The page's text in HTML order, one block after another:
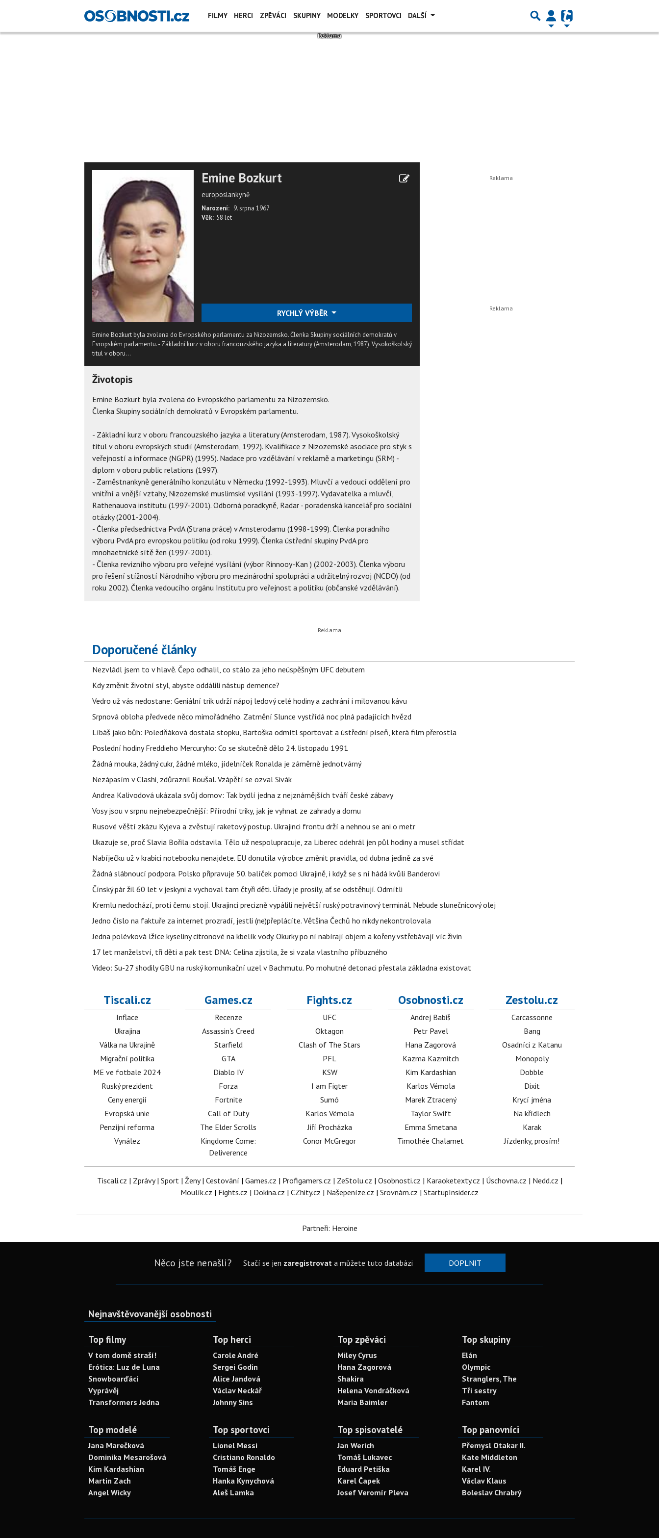
FILMY HERCI ZPĚVÁCI SKUPINY MODELKY SPORTOVCI DALŠÍ
Emine Bozkurt
europoslankyně
Narození: 9. srpna 1967
Věk: 58 let
RYCHLÝ VÝBĚR
Emine Bozkurt byla zvolena do Evropského parlamentu za Nizozemsko. Členka Skupiny sociálních demokratů v
Evropském parlamentu. - Základní kurz v oboru francouzského jazyka a literatury (Amsterodam, 1987). Vysokoškolský
titul v oboru...
Životopis
Emine Bozkurt byla zvolena do Evropského parlamentu za Nizozemsko.
Členka Skupiny sociálních demokratů v Evropském parlamentu.
- Základní kurz v oboru francouzského jazyka a literatury (Amsterodam, 1987). Vysokoškolský
titul v oboru evropských studií (Amsterodam, 1992). Kvalifikace z Nizozemské asociace pro styk s
veřejností a informace (NGPR) (1995). Nadace pro vzdělávání v reklamě a marketingu (SRM) -
diplom v oboru public relations (1997).
- Zaměstnankyně generálního konzulátu v Německu (1992-1993). Mluvčí a vedoucí oddělení pro
vnitřní a vnější vztahy, Nizozemské muslimské vysílání (1993-1997). Vydavatelka a mluvčí,
Rathenauova institutu (1997-2001). Odborná poradkyně, Radar - poradenská kancelář pro sociální
otázky (2001-2004).
- Členka předsednictva PvdA (Strana práce) v Amsterodamu (1998-1999). Členka poradního
výboru PvdA pro evropskou politiku (od roku 1999). Členka ústřední skupiny PvdA pro
mnohaetnické sítě žen (1997-2001).
- Členka revizního výboru pro veřejné vysílání (výbor Rinnooy-Kan ) (2002-2003). Členka výboru
pro řešení stížností Národního výboru pro mezinárodní spolupráci a udržitelný rozvoj (NCDO) (od
roku 2002). Členka vedoucího orgánu Institutu pro veřejnost a politiku (občanské vzdělávání).
Doporučené články
Nezvládl jsem to v hlavě. Čepo odhalil, co stálo za jeho neúspěšným UFC debutem
Kdy změnit životní styl, abyste oddálili nástup demence?
Vedro už vás nedostane: Geniální trik udrží nápoj ledový celé hodiny a zachrání i milovanou kávu
Srpnová obloha předvede něco mimořádného. Zatmění Slunce vystřídá noc plná padajících hvězd
Líbáš jako bůh: Poledňáková dostala stopku, Bartoška odmítl sportovat a ústřední píseň, která film přerostla
Poslední hodiny Freddieho Mercuryho: Co se skutečně dělo 24. listopadu 1991
Žádná mouka, žádný cukr, žádné mléko, jídelníček Ronalda je záměrně jednotvárný
Nezápasím v Clashi, zdůraznil Roušal. Vzápětí se ozval Sivák
Andrea Kalivodová ukázala svůj domov: Tak bydlí jedna z nejznámějších tváří české zábavy
Vosy jsou v srpnu nejnebezpečnější: Přírodní triky, jak je vyhnat ze zahrady a domu
Rusové věští zkázu Kyjeva a zvěstují raketový postup. Ukrajinci frontu drží a nehnou se ani o metr
Ukazuje se, proč Slavia Bořila odstavila. Tělo už nespolupracuje, za Liberec odehrál jen půl hodiny a musel střídat
Nabíječku už v krabici notebooku nenajdete. EU donutila výrobce změnit pravidla, od dubna jedině za své
Žádná slábnoucí podpora. Polsko připravuje 50. balíček pomoci Ukrajině, i když se s ní hádá kvůli Banderovi
Čínský pár žil 60 let v jeskyni a vychoval tam čtyři děti. Úřady je prosily, ať se odstěhují. Odmítli
Kremlu nedochází, proti čemu stojí. Ukrajinci precizně vypálili největší ruský potravinový terminál. Nebude slunečnicový olej
Jedno číslo na faktuře za internet prozradí, jestli (ne)přeplácíte. Většina Čechů ho nikdy nekontrolovala
Jedna polévková lžíce kyseliny citronové na kbelík vody. Okurky po ní nabírají objem a kořeny vstřebávají víc živin
17 let manželství, tři děti a pak test DNA: Celina zjistila, že si vzala vlastního příbuzného
Video: Su-27 shodily GBU na ruský komunikační uzel v Bachmutu. Po mohutné detonaci přestala základna existovat
Tiscali.cz
Inflace
Ukrajina
Válka na Ukrajině
Migrační politika
ME ve fotbale 2024
Ruský prezident
Ceny energií
Evropská unie
Penzijní reforma
Vynález
Games.cz
Recenze
Assassin's Creed
Starfield
GTA
Diablo IV
Forza
Fortnite
Call of Duty
The Elder Scrolls
Kingdome Come:
Deliverence
Fights.cz
UFC
Oktagon
Clash of The Stars
PFL
KSW
I am Figter
Sumó
Karlos Vémola
Jiří Procházka
Conor McGregor
Osobnosti.cz
Andrej Babiš
Petr Pavel
Hana Zagorová
Kazma Kazmitch
Kim Kardashian
Karlos Vémola
Marek Ztracený
Taylor Swift
Emma Smetana
Timothée Chalamet
Zestolu.cz
Carcassonne
Bang
Osadníci z Katanu
Monopoly
Dobble
Dixit
Krycí jména
Na křídlech
Karak
Jízdenky, prosím!
Tiscali.cz | Zprávy| Sport| Ženy| Cestování | Games.cz | Profigamers.cz | ZeStolu.cz | Osobnosti.cz | Karaoketexty.cz | Úschovna.cz | Nedd.cz |
Moulík.cz | Fights.cz | Dokina.cz | CZhity.cz | Našepeníze.cz | Srovnám.cz | StartupInsider.cz
Partneři: Heroine
Něco jste nenašli? Stačí se jen zaregistrovata můžete tuto databázi DOPLNIT
Nejnavštěvovanější osobnosti
Top filmy
V tom domě straší!
Erótica: Luz de Luna
Snowboarďáci
Vyprávěj
Transformers Jedna
Top herci
Carole André
Sergei Godin
Alice Jandová
Václav Neckář
Johnny Sins
Top zpěváci
Miley Cyrus
Hana Zagorová
Shakira
Helena Vondráčková
Maria Baimler
Top skupiny
Elán
Olympic
Stranglers, The
Tři sestry
Fantom
Top modelé
Jana Marečková
Dominika Mesarošová
Kim Kardashian
Martin Zach
Angel Wicky
Top sportovci
Lionel Messi
Cristiano Ronaldo
Tomáš Enge
Hanka Kynychová
Aleš Lamka
Top spisovatelé
Jan Werich
Tomáš Lukavec
Eduard Petiška
Karel Čapek
Josef Veromír Pleva
Top panovníci
Přemysl Otakar II.
Kate Middleton
Karel IV.
Václav Klaus
Boleslav Chrabrý